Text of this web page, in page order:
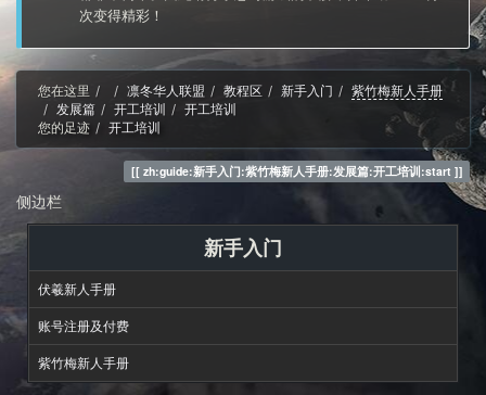
次变得精彩！
您在这里 Home凛冬华人联盟 教程区 新手入门
紫竹梅新人手册
发展篇
开工培训
开工培训
您的足迹
开工培训
zh:guide:新手入门:紫竹梅新人手册:发展篇:开工培训:start
侧边栏
新手入门
伏羲新人手册
账号注册及付费
紫竹梅新人手册